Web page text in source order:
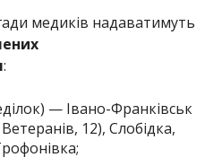
медиків надаватимуть
:
— Івано-Франківськ
12), Слобідка,